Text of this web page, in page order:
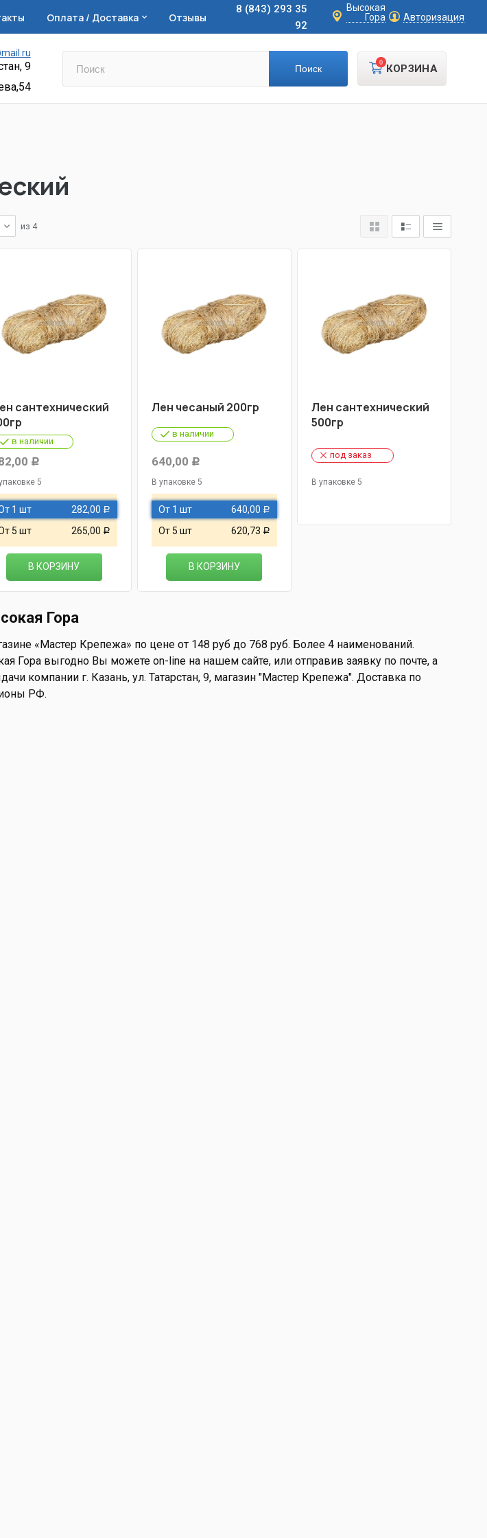
Оплата / Доставка Отзывы
8 (843) 293 35
92
Высокая
Гора
Авторизация
9
КОРЗИНА
0
из 4
сантехнический
в наличии
Р
5
1 шт 282,00 Р
5 шт 265,00 Р
В КОРЗИНУ
Лен чесаный 200гр
в наличии
640,00 Р
В упаковке 5
От 1 шт 640,00 Р
От 5 шт 620,73 Р
В КОРЗИНУ
Лен сантехнический
500гр
под заказ
В упаковке 5
Гора
«Мастер Крепежа» по цене от 148 руб до 768 руб. Более 4 наименований.
Гора выгодно Вы можете on-line на нашем сайте, или отправив заявку по почте, а
компании г. Казань, ул. Татарстан, 9, магазин "Мастер Крепежа". Доставка по
РФ.